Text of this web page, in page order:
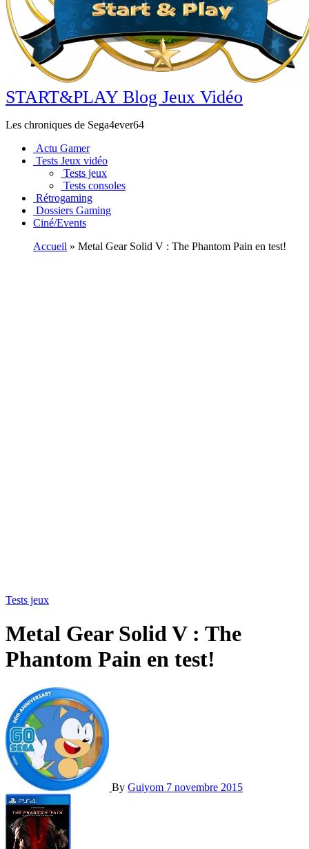
START&PLAY Blog Jeux Vidéo
Les chroniques de Sega4ever64
Actu Gamer
Tests Jeux vidéo
Tests jeux
Tests consoles
Rétrogaming
Dossiers Gaming
Ciné/Events
Accueil » Metal Gear Solid V : The Phantom Pain en test!
Tests jeux
Metal Gear Solid V : The
Phantom Pain en test!
By Guiyom 7 novembre 2015